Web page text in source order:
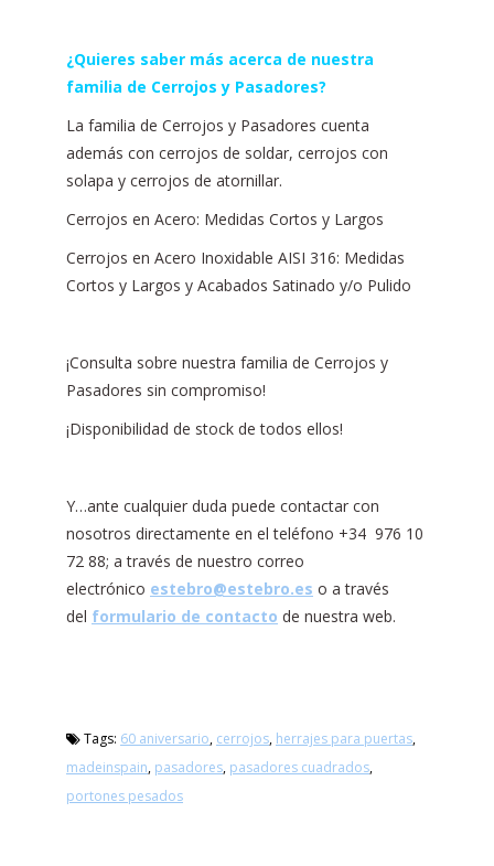
¿Quieres saber más acerca de nuestra
familia de Cerrojos y Pasadores?
La familia de Cerrojos y Pasadores cuenta
además con cerrojos de soldar, cerrojos con
solapa y cerrojos de atornillar.
Cerrojos en Acero: Medidas Cortos y Largos
Cerrojos en Acero Inoxidable AISI 316: Medidas
Cortos y Largos y Acabados Satinado y/o Pulido
¡Consulta sobre nuestra familia de Cerrojos y
Pasadores sin compromiso!
¡Disponibilidad de stock de todos ellos!
Y…ante cualquier duda puede contactar con
nosotros directamente en el teléfono +34 976 10
72 88; a través de nuestro correo
electrónico estebro@estebro.es o a través
del formulario de contacto de nuestra web.
Tags: 60 aniversario, cerrojos, herrajes para puertas,
madeinspain, pasadores, pasadores cuadrados,
portones pesados